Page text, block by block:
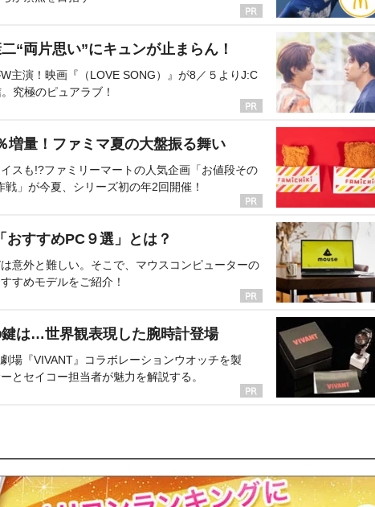
“両片思い”にキュンが止まらん！
主演！映画『（LOVE SONG）』が8／５よりJ:C
究極のピュアラブ！
増量！ファミマ夏の大盤振る舞い
スも!?ファミリーマートの人気企画「お値段その
戦」が今夏、シリーズ初の年2回開催！
おすすめPC９選」とは？
意外と難しい。そこで、マウスコンピューターの
すめモデルをご紹介！
鍵は…世界観表現した腕時計登場
場『VIVANT』コラボレーションウオッチを製
とセイコー担当者が魅力を解説する。